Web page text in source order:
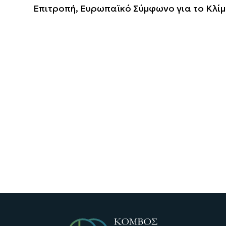
Επιτροπή, Ευρωπαϊκό Σύμφωνο για το